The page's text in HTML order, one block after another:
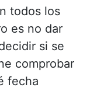
todos los
es no dar
si se
comprobar
fecha